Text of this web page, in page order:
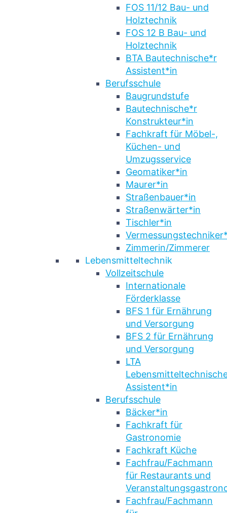
FOS 11/12 Bau- und
Holztechnik
FOS 12 B Bau- und
Holztechnik
BTA Bautechnische*r
Assistent*in
Berufsschule
Baugrundstufe
Bautechnische*r
Konstrukteur*in
Fachkraft für Möbel-,
Küchen- und
Umzugsservice
Geomatiker*in
Maurer*in
Straßenbauer*in
Straßenwärter*in
Tischler*in
Zimmerin/Zimmerer
Lebensmitteltechnik
Vollzeitschule
Internationale
Förderklasse
BFS 1 für Ernährung
und Versorgung
BFS 2 für Ernährung
und Versorgung
LTA
Assistent*in
Berufsschule
Bäcker*in
Fachkraft für
Gastronomie
Fachkraft Küche
Fachfrau/Fachmann
für Restaurants und
Fachfrau/Fachmann